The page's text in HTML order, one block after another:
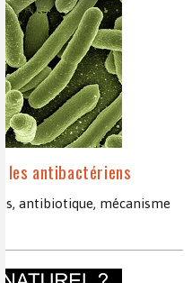
les antibactériens
antibiotique, mécanisme